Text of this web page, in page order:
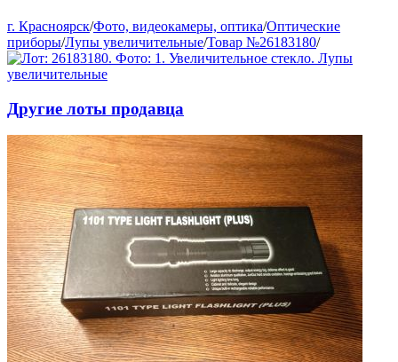
г. Красноярск/Фото, видеокамеры, оптика/Оптические
приборы/Лупы увеличительные/Товар №26183180/
Другие лоты продавца